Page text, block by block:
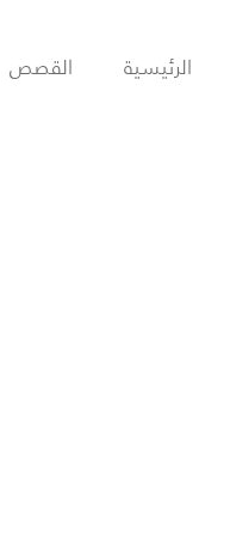
الرئيسية القصص